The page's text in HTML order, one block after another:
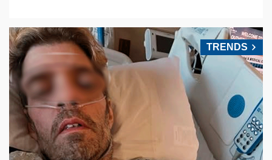
TRENDS